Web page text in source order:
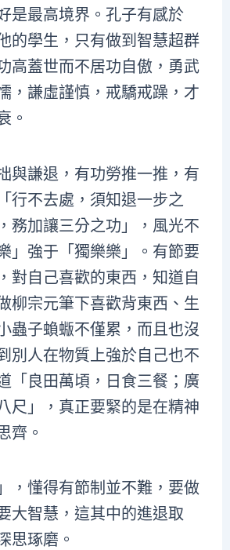
是最高境界。孔子有感於
的學生，只有做到智慧超群
高蓋世而不居功自傲，勇武
，謙虛謹慎，戒驕戒躁，才
。
與謙退，有功勞推一推，有
行不去處，須知退一步之
務加讓三分之功」，風光不
」強于「獨樂樂」。有節要
對自己喜歡的東西，知道自
柳宗元筆下喜歡背東西、生
蟲子蝜蝂不僅累，而且也沒
別人在物質上強於自己也不
「良田萬頃，日食三餐；廣
尺」，真正要緊的是在精神
齊。
，懂得有節制並不難，要做
大智慧，這其中的進退取
思琢磨。